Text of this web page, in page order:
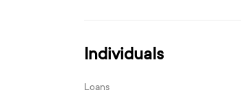
Individuals
Loans